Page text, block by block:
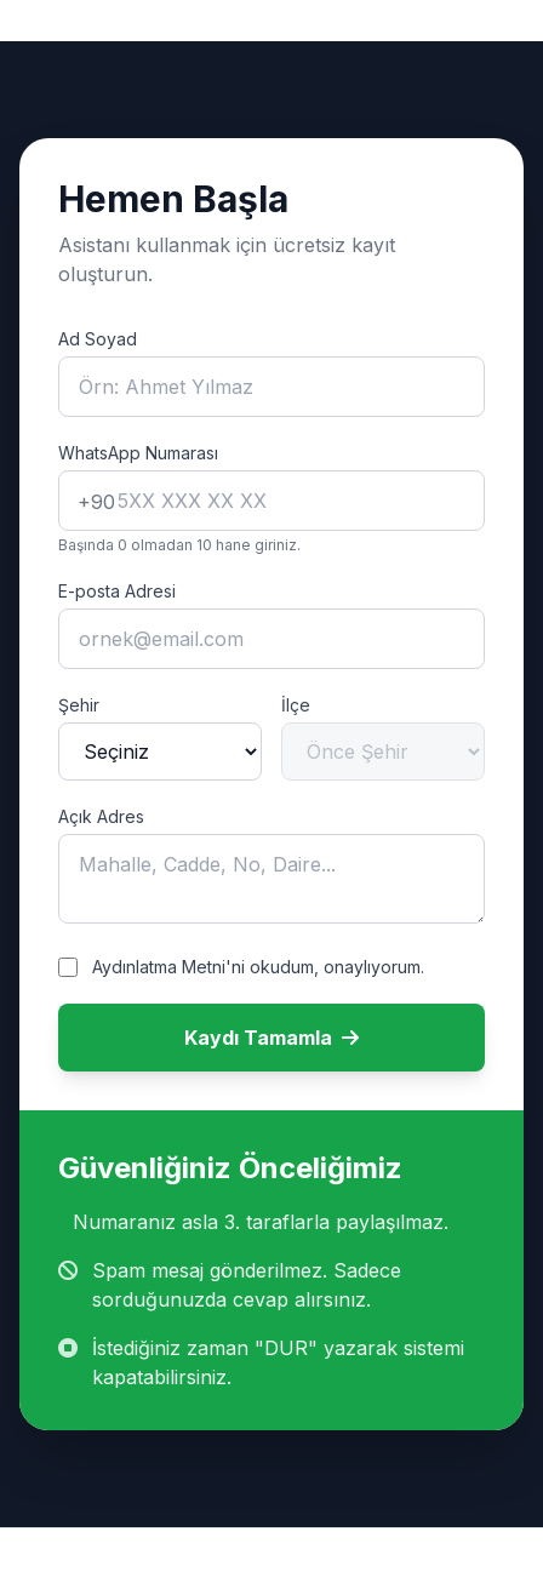
Hemen Başla
Asistanı kullanmak için ücretsiz kayıt
oluşturun.
Ad Soyad
WhatsApp Numarası
+90
Başında 0 olmadan 10 hane giriniz.
E-posta Adresi
Şehir İlçe
Açık Adres
Aydınlatma Metni'ni okudum, onaylıyorum.
Kaydı Tamamla
Güvenliğiniz Önceliğimiz
Numaranız asla 3. taraflarla paylaşılmaz.
Spam mesaj gönderilmez. Sadece
sorduğunuzda cevap alırsınız.
İstediğiniz zaman "DUR" yazarak sistemi
kapatabilirsiniz.